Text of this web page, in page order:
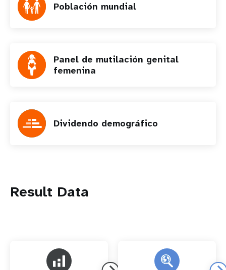
Población mundial
Panel de mutilación genital
femenina
Dividendo demográfico
Result Data